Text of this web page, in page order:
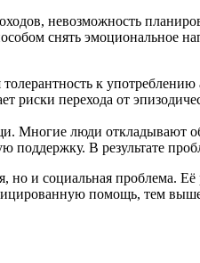
невозможность
снять эмоциональное
к употреблению
перехода от
Многие люди откладывают
В результате
и социальная проблема.
помощь, тем